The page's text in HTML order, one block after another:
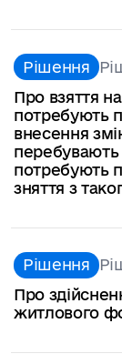
Рішення
Про взяття
потребують
внесення
перебувають
потребують
зняття з
Рішення
Про
житлового